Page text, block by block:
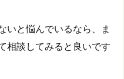
いと悩んでいるなら、ま
相談してみると良いです